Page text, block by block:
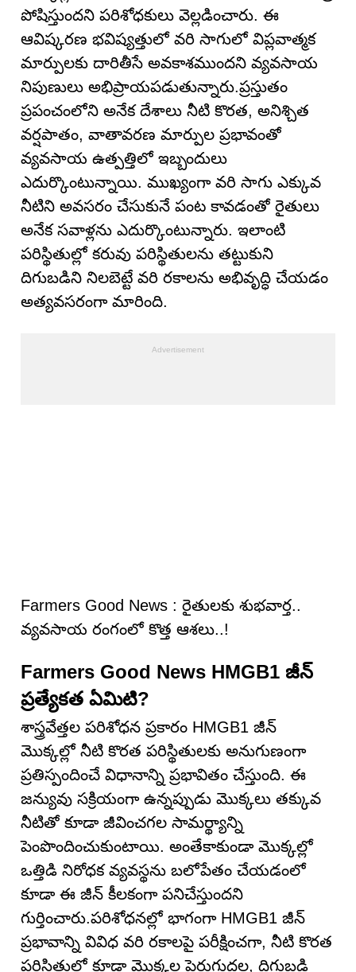
పోషిస్తుందని పరిశోధకులు వెల్లడించారు. ఈ
ఆవిష్కరణ భవిష్యత్తులో వరి సాగులో విప్లవాత్మక
మార్పులకు దారితీసే అవకాశముందని వ్యవసాయ
నిపుణులు అభిప్రాయపడుతున్నారు.ప్రస్తుతం
ప్రపంచంలోని అనేక దేశాలు నీటి కొరత, అనిశ్చిత
వర్షపాతం, వాతావరణ మార్పుల ప్రభావంతో
వ్యవసాయ ఉత్పత్తిలో ఇబ్బందులు
ఎదుర్కొంటున్నాయి. ముఖ్యంగా వరి సాగు ఎక్కువ
నీటిని అవసరం చేసుకునే పంట కావడంతో రైతులు
అనేక సవాళ్లను ఎదుర్కొంటున్నారు. ఇలాంటి
పరిస్థితుల్లో కరువు పరిస్థితులను తట్టుకుని
దిగుబడిని నిలబెట్టే వరి రకాలను అభివృద్ధి చేయడం
అత్యవసరంగా మారింది.
Farmers Good News : రైతులకు శుభవార్త..
వ్యవసాయ రంగంలో కొత్త ఆశలు..!
Farmers Good News HMGB1 జీన్
ప్రత్యేకత ఏమిటి?
శాస్త్రవేత్తల పరిశోధన ప్రకారం HMGB1 జీన్
మొక్కల్లో నీటి కొరత పరిస్థితులకు అనుగుణంగా
ప్రతిస్పందించే విధానాన్ని ప్రభావితం చేస్తుంది. ఈ
జన్యువు సక్రియంగా ఉన్నప్పుడు మొక్కలు తక్కువ
నీటితో కూడా జీవించగల సామర్థ్యాన్ని
పెంపొందించుకుంటాయి. అంతేకాకుండా మొక్కల్లో
ఒత్తిడి నిరోధక వ్యవస్థను బలోపేతం చేయడంలో
కూడా ఈ జీన్ కీలకంగా పనిచేస్తుందని
గుర్తించారు.పరిశోధనల్లో భాగంగా HMGB1 జీన్
ప్రభావాన్ని వివిధ వరి రకాలపై పరీక్షించగా, నీటి కొరత
పరిస్థితుల్లో కూడా మొక్కల పెరుగుదల, దిగుబడి